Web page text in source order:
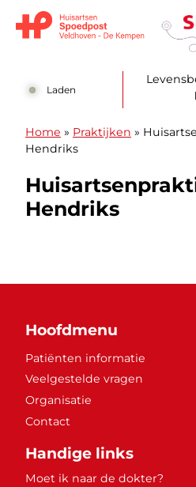
Laden
Home » Praktijken »
Hendriks
Hendriks
Hoofdmenu
Patiënten informatie
Veelgestelde vragen
Organisatie
Contact
Handige links
Moet ik naar de dokter?